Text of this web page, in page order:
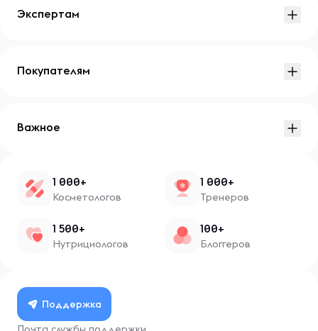
Экспертам
Покупателям
Важное
1 000+
Косметологов
1 000+
Тренеров
1 500+
Нутрициологов
100+
Блоггеров
Поддержка